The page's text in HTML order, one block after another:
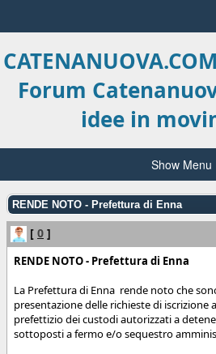
Forum
idee in
Show Menu
RENDE NOTO - Prefettura di Enna
[ 0 ]
RENDE NOTO - Prefettura di Enna
La Prefettura di Enna rende noto che
presentazione delle richieste di iscrizione
prefettizio dei custodi autorizzati a
sottoposti a fermo e/o sequestro